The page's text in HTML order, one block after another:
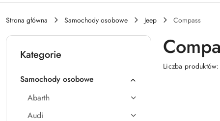
Strona główna Samochody osobowe Jeep Compass
Kategorie
Samochody osobowe
Abarth
Audi
Liczba